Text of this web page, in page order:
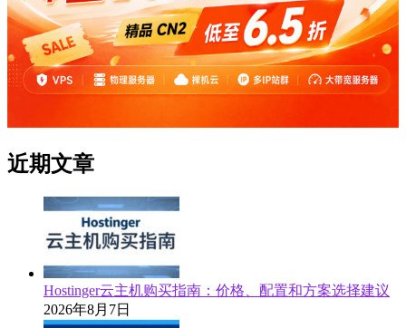
近期文章
Hostinger云主机购买指南：价格、配置和方案选择建议
2026年8月7日